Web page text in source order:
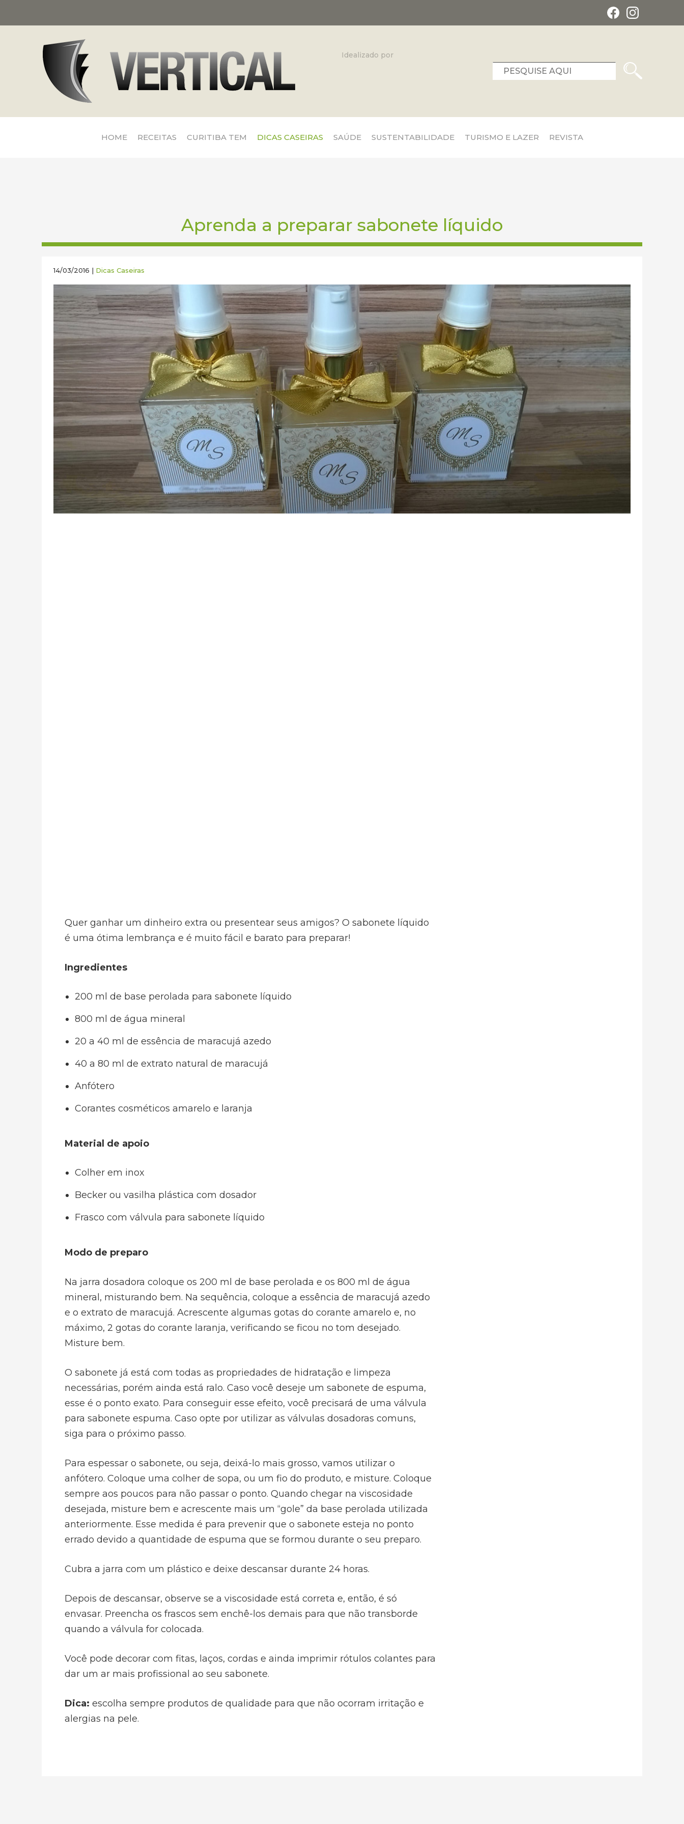
Idealizado por
HOME RECEITAS CURITIBA TEM DICAS CASEIRAS SAÚDE SUSTENTABILIDADE TURISMO E LAZER REVISTA
Aprenda a preparar sabonete líquido
14/03/2016 | Dicas Caseiras
Quer ganhar um dinheiro extra ou presentear seus amigos? O sabonete líquido
é uma ótima lembrança e é muito fácil e barato para preparar!
Ingredientes
200 ml de base perolada para sabonete líquido
800 ml de água mineral
20 a 40 ml de essência de maracujá azedo
40 a 80 ml de extrato natural de maracujá
Anfótero
Corantes cosméticos amarelo e laranja
Material de apoio
Colher em inox
Becker ou vasilha plástica com dosador
Frasco com válvula para sabonete líquido
Modo de preparo
Na jarra dosadora coloque os 200 ml de base perolada e os 800 ml de água
mineral, misturando bem. Na sequência, coloque a essência de maracujá azedo
e o extrato de maracujá. Acrescente algumas gotas do corante amarelo e, no
máximo, 2 gotas do corante laranja, verificando se ficou no tom desejado.
Misture bem.
O sabonete já está com todas as propriedades de hidratação e limpeza
necessárias, porém ainda está ralo. Caso você deseje um sabonete de espuma,
esse é o ponto exato. Para conseguir esse efeito, você precisará de uma válvula
para sabonete espuma. Caso opte por utilizar as válvulas dosadoras comuns,
siga para o próximo passo.
Para espessar o sabonete, ou seja, deixá-lo mais grosso, vamos utilizar o
anfótero. Coloque uma colher de sopa, ou um fio do produto, e misture. Coloque
sempre aos poucos para não passar o ponto. Quando chegar na viscosidade
desejada, misture bem e acrescente mais um “gole” da base perolada utilizada
anteriormente. Esse medida é para prevenir que o sabonete esteja no ponto
errado devido a quantidade de espuma que se formou durante o seu preparo.
Cubra a jarra com um plástico e deixe descansar durante 24 horas.
Depois de descansar, observe se a viscosidade está correta e, então, é só
envasar. Preencha os frascos sem enchê-los demais para que não transborde
quando a válvula for colocada.
Você pode decorar com fitas, laços, cordas e ainda imprimir rótulos colantes para
dar um ar mais profissional ao seu sabonete.
Dica: escolha sempre produtos de qualidade para que não ocorram irritação e
alergias na pele.